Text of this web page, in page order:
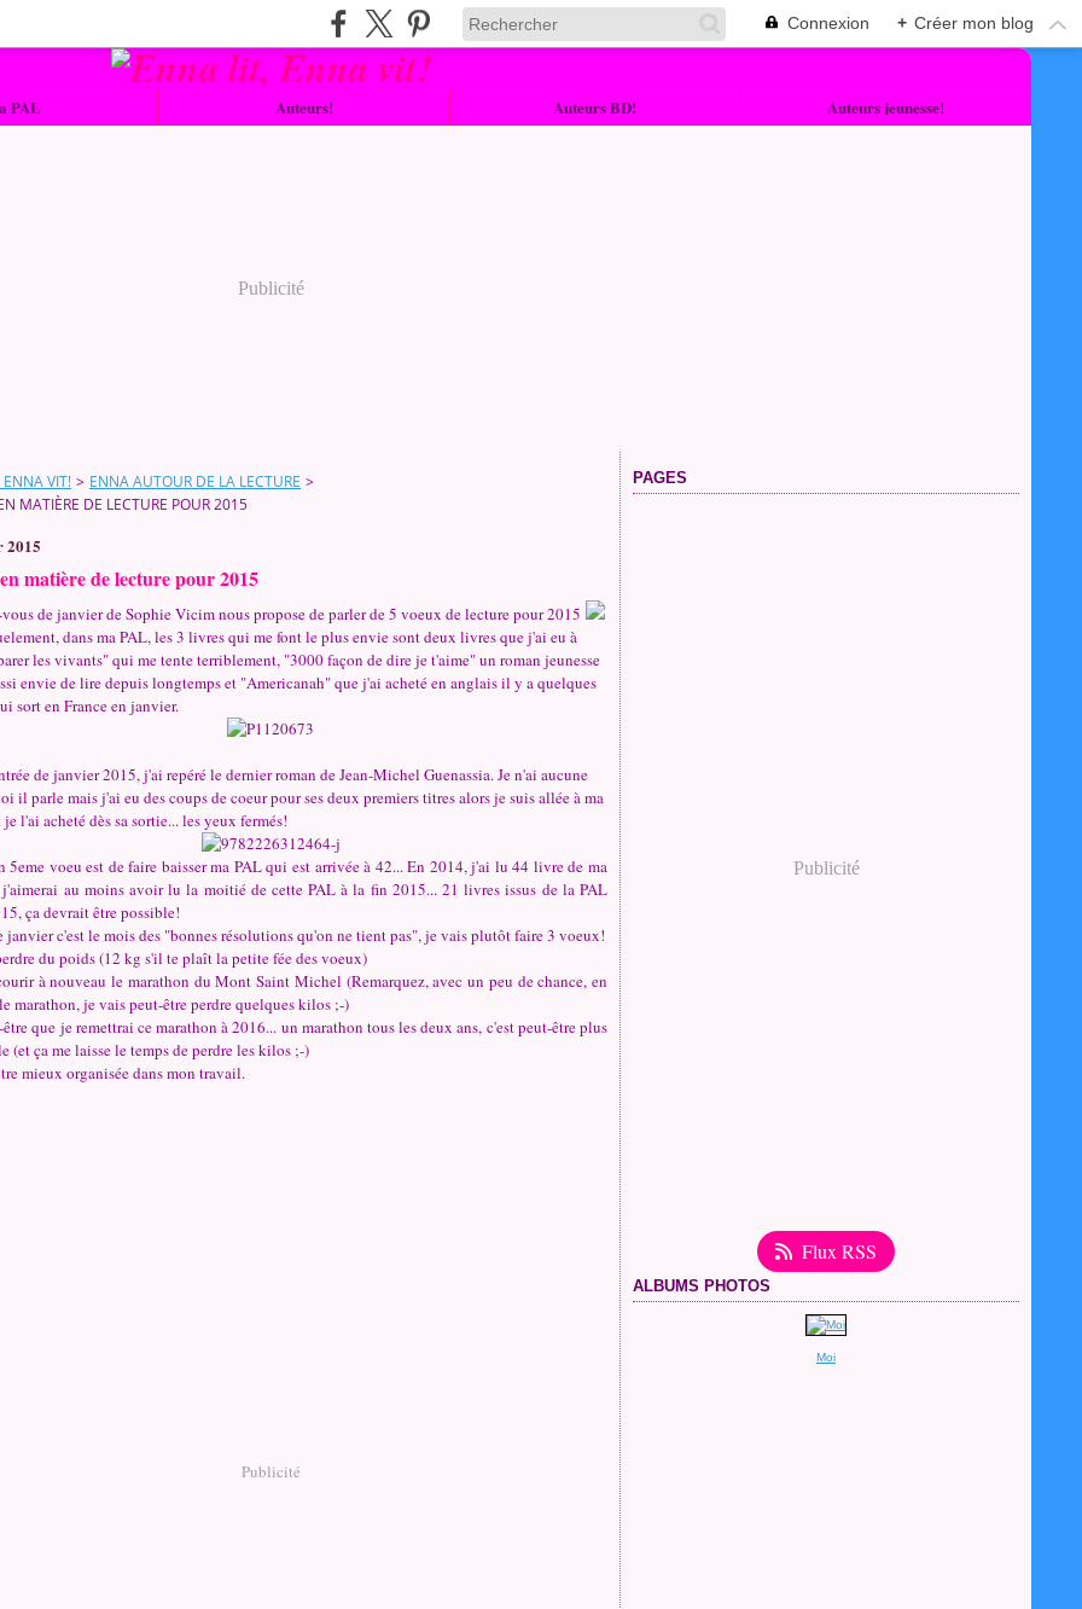
Connexion + Créer mon blog
PAL Auteurs! Auteurs BD! Auteurs jeunesse!
Publicité
VIT! > ENNA AUTOUR DE LA LECTURE >
MATIÈRE DE LECTURE POUR 2015
2015
matière de lecture pour 2015
de janvier de Sophie Vicim nous propose de parler de 5 voeux de lecture pour 2015
dans ma PAL, les 3 livres qui me font le plus envie sont deux livres que j'ai eu à
les vivants" qui me tente terriblement, "3000 façon de dire je t'aime" un roman jeunesse
envie de lire depuis longtemps et "Americanah" que j'ai acheté en anglais il y a quelques
sort en France en janvier.
de janvier 2015, j'ai repéré le dernier roman de Jean-Michel Guenassia. Je n'ai aucune
il parle mais j'ai eu des coups de coeur pour ses deux premiers titres alors je suis allée à ma
l'ai acheté dès sa sortie... les yeux fermés!
5eme voeu est de faire baisser ma PAL qui est arrivée à 42... En 2014, j'ai lu 44 livre de ma
au moins avoir lu la moitié de cette PAL à la fin 2015... 21 livres issus de la PAL
ça devrait être possible!
janvier c'est le mois des "bonnes résolutions qu'on ne tient pas", je vais plutôt faire 3 voeux!
du poids (12 kg s'il te plaît la petite fée des voeux)
à nouveau le marathon du Mont Saint Michel (Remarquez, avec un peu de chance, en
marathon, je vais peut-être perdre quelques kilos ;-)
que je remettrai ce marathon à 2016... un marathon tous les deux ans, c'est peut-être plus
(et ça me laisse le temps de perdre les kilos ;-)
mieux organisée dans mon travail.
Publicité
PAGES
Publicité
Flux RSS
ALBUMS PHOTOS
Moi